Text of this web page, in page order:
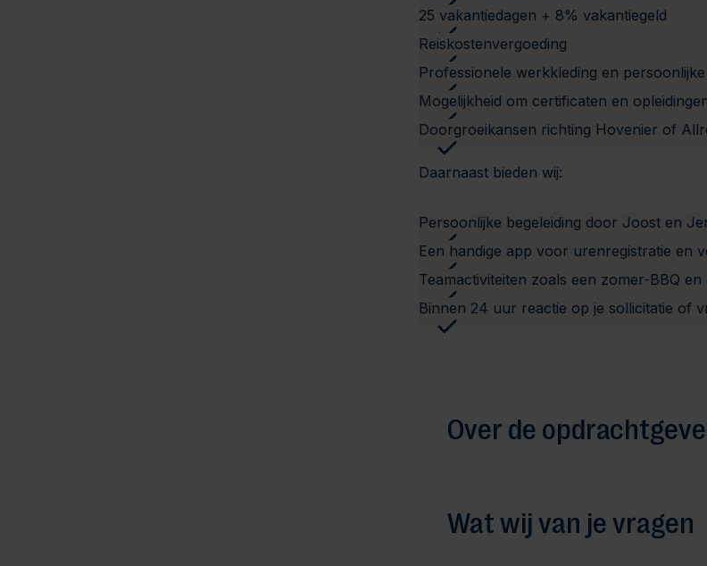
25 vakantiedagen + 8% vakantiegeld
Reiskostenvergoeding
Professionele werkkleding en
Mogelijkheid om certificaten en
Doorgroeikansen richting Hovenier of
Daarnaast bieden wij:
Persoonlijke begeleiding door Joost en
Een handige app voor urenregistratie en
Teamactiviteiten zoals een zomer-BBQ
Binnen 24 uur reactie op je sollicitatie of
Over de
Wat wij van je vragen